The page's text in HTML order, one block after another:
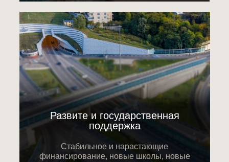
Стабильное и нарастающие
финансирование, новые школы, новые
Развите и государственная
поддержка